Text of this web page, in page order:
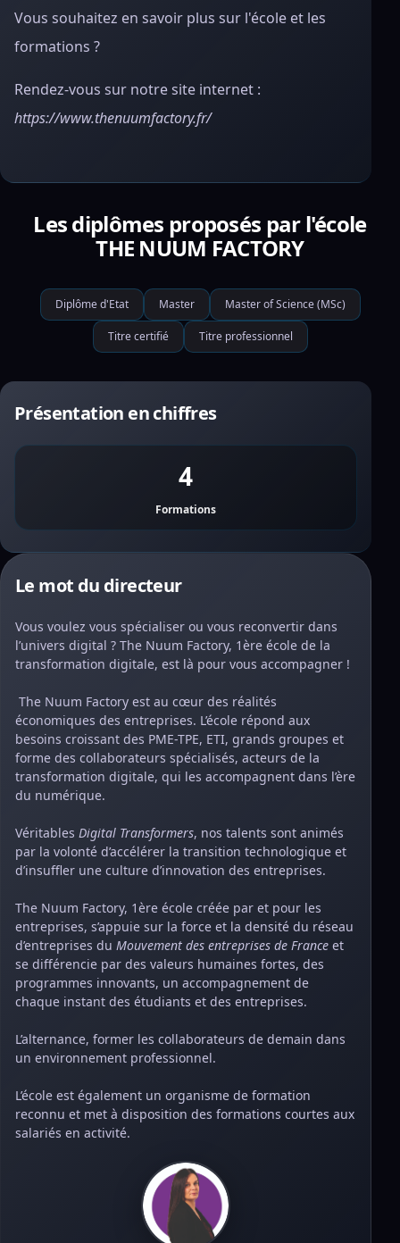
Vous souhaitez en savoir plus sur l'école et les
formations ?
Rendez-vous sur notre site internet :
https://www.thenuumfactory.fr/
Les diplômes proposés par l'école
THE NUUM FACTORY
Diplôme d'Etat Master Master of Science (MSc)
Titre certifié Titre professionnel
Présentation en chiffres
4
Formations
Le mot du directeur
Vous voulez vous spécialiser ou vous reconvertir dans
l’univers digital ? The Nuum Factory, 1ère école de la
transformation digitale, est là pour vous accompagner !
The Nuum Factory est au cœur des réalités
économiques des entreprises. L’école répond aux
besoins croissant des PME-TPE, ETI, grands groupes et
forme des collaborateurs spécialisés, acteurs de la
transformation digitale, qui les accompagnent dans l’ère
du numérique.
Véritables Digital Transformers, nos talents sont animés
par la volonté d’accélérer la transition technologique et
d’insuffler une culture d’innovation des entreprises.
The Nuum Factory, 1ère école créée par et pour les
entreprises, s’appuie sur la force et la densité du réseau
d’entreprises du Mouvement des entreprises de France et
se différencie par des valeurs humaines fortes, des
programmes innovants, un accompagnement de
chaque instant des étudiants et des entreprises.
L’alternance, former les collaborateurs de demain dans
un environnement professionnel.
L’école est également un organisme de formation
reconnu et met à disposition des formations courtes aux
salariés en activité.